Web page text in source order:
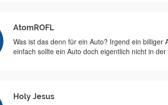
AtomROFL
Was ist das denn für ein Auto? Irgend ein billiger
einfach sollte ein Auto doch eigentlich nicht in
Holy Jesus